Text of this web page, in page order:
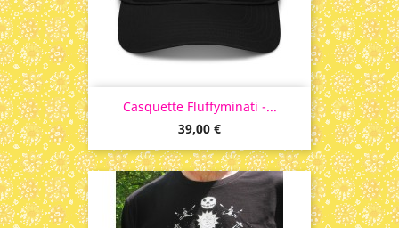
Casquette Fluffyminati -...
Prix
39,00 €